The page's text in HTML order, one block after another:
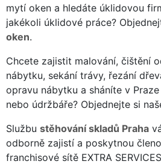
mytí oken a hledáte úklidovou
jakékoli úklidové práce?
oken.
Chcete zajistit malování, čištění
nábytku, sekání trávy, řezání
opravu nábytku a sháníte v
nebo údržbáře? Objednejte si
Službu stěhování skladů Praha
odborně zajistí a poskytnou
franchisové sítě EXTRA